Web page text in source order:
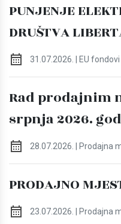
PUNJENJE
DRUŠTVA
31.07.2026. | EU fondovi
Rad prodajnim
srpnja 2026.
28.07.2026. | Prodajna
PRODAJNO
23.07.2026. | Prodajna